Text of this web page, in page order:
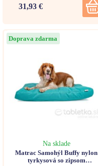
31,93 €
Doprava zdarma
Na sklade
Matrac Samohýl Buffy nylon
tyrkysová so zipsom